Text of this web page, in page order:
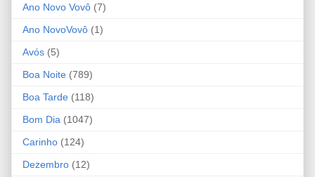
Ano Novo Vovô (7)
Ano NovoVovô (1)
Avós (5)
Boa Noite (789)
Boa Tarde (118)
Bom Dia (1047)
Carinho (124)
Dezembro (12)